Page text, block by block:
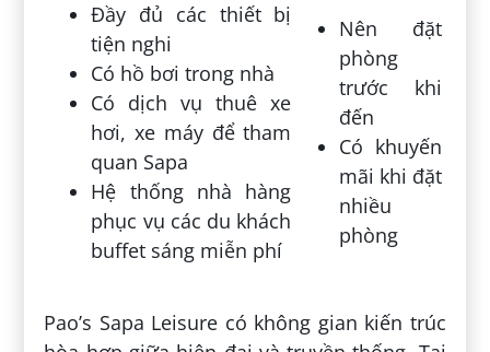
Đầy đủ các thiết bị
tiện nghi
Có hồ bơi trong nhà
Có dịch vụ thuê xe
hơi, xe máy để tham
quan Sapa
Hệ thống nhà hàng
phục vụ các du khách
buffet sáng miễn phí
Nên đặt
phòng
trước khi
đến
Có khuyến
mãi khi đặt
nhiều
phòng
Pao’s Sapa Leisure có không gian kiến trúc